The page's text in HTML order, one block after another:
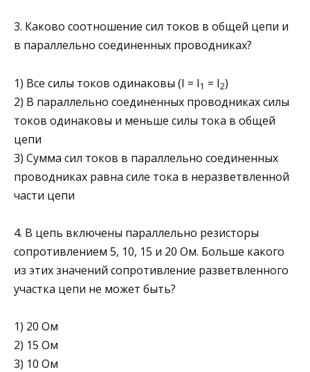
3. Каково соотношение сил токов в общей цепи и
в параллельно соединенных проводниках?
1) Все силы токов одинаковы (I = I1 = I2)
2) В параллельно соединенных проводниках силы
токов одинаковы и меньше силы тока в общей
цепи
3) Сумма сил токов в параллельно соединенных
проводниках равна силе тока в неразветвленной
части цепи
4. В цепь включены параллельно резисторы
сопротивлением 5, 10, 15 и 20 Ом. Больше какого
из этих значений сопротивле­ние разветвленного
участка цепи не может быть?
1) 20 Ом
2) 15 Ом
3) 10 Ом